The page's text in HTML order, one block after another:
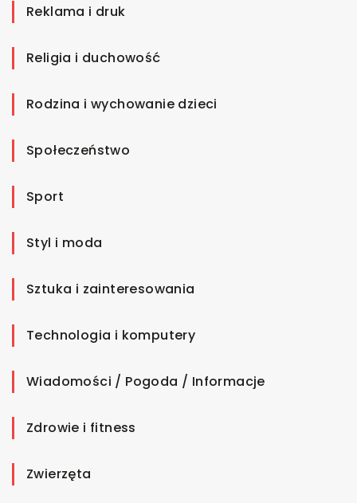
Reklama i druk
Religia i duchowość
Rodzina i wychowanie dzieci
Społeczeństwo
Sport
Styl i moda
Sztuka i zainteresowania
Technologia i komputery
Wiadomości / Pogoda / Informacje
Zdrowie i fitness
Zwierzęta